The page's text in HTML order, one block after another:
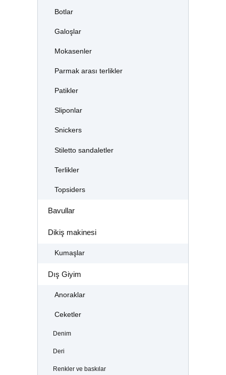
Botlar
Galoşlar
Mokasenler
Parmak arası terlikler
Patikler
Sliponlar
Snickers
Stiletto sandaletler
Terlikler
Topsiders
Bavullar
Dikiş makinesi
Kumaşlar
Dış Giyim
Anoraklar
Ceketler
Denim
Deri
Renkler ve baskılar